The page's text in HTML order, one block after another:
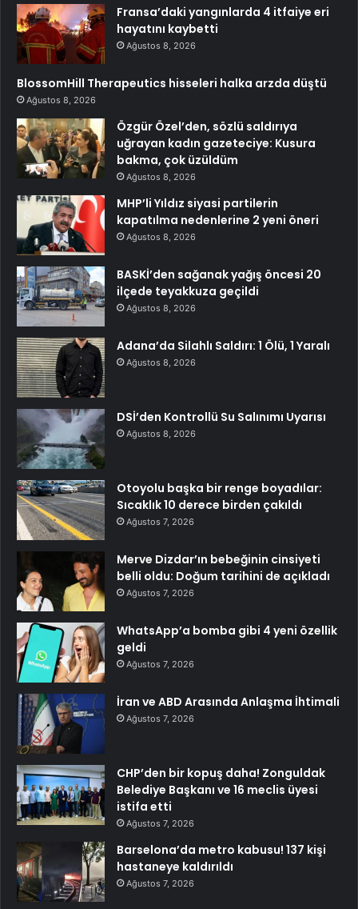
Fransa’daki yangınlarda 4 itfaiye eri
hayatını kaybetti
Ağustos 8, 2026
BlossomHill Therapeutics hisseleri halka arzda düştü
Ağustos 8, 2026
Özgür Özel’den, sözlü saldırıya
uğrayan kadın gazeteciye: Kusura
bakma, çok üzüldüm
Ağustos 8, 2026
MHP’li Yıldız siyasi partilerin
kapatılma nedenlerine 2 yeni öneri
Ağustos 8, 2026
BASKİ’den sağanak yağış öncesi 20
ilçede teyakkuza geçildi
Ağustos 8, 2026
Adana’da Silahlı Saldırı: 1 Ölü, 1 Yaralı
Ağustos 8, 2026
DSİ’den Kontrollü Su Salınımı Uyarısı
Ağustos 8, 2026
Otoyolu başka bir renge boyadılar:
Sıcaklık 10 derece birden çakıldı
Ağustos 7, 2026
Merve Dizdar’ın bebeğinin cinsiyeti
belli oldu: Doğum tarihini de açıkladı
Ağustos 7, 2026
WhatsApp’a bomba gibi 4 yeni özellik
geldi
Ağustos 7, 2026
İran ve ABD Arasında Anlaşma İhtimali
Ağustos 7, 2026
CHP’den bir kopuş daha! Zonguldak
Belediye Başkanı ve 16 meclis üyesi
istifa etti
Ağustos 7, 2026
Barselona’da metro kabusu! 137 kişi
hastaneye kaldırıldı
Ağustos 7, 2026